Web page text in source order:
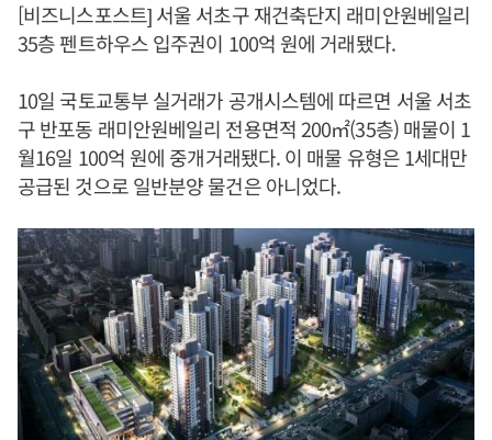
[비즈니스포스트] 서울 서초구 재건축단지 래미안원베일리
35층 펜트하우스 입주권이 100억 원에 거래됐다.
10일 국토교통부 실거래가 공개시스템에 따르면 서울 서초
구 반포동 래미안원베일리 전용면적 200㎡(35층) 매물이 1
월16일 100억 원에 중개거래됐다. 이 매물 유형은 1세대만
공급된 것으로 일반분양 물건은 아니었다.